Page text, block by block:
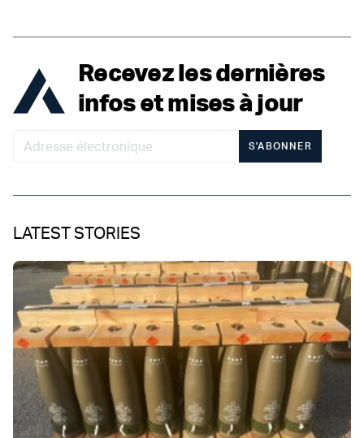
Recevez les dernières
infos et mises à jour
S'ABONNER
LATEST STORIES